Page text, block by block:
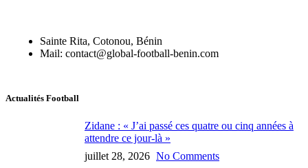
Sainte Rita, Cotonou, Bénin
Mail: contact@global-football-benin.com
Actualités Football
Zidane : « J’ai passé ces quatre ou cinq années à
attendre ce jour-là »
juillet 28, 2026 No Comments